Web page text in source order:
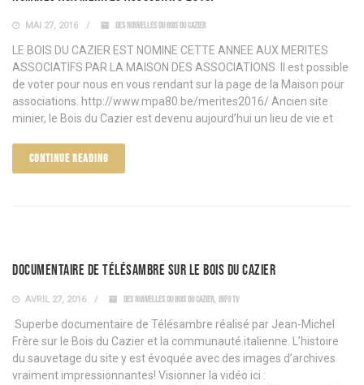
MAI 27, 2016 DES NOUVELLES DU BOIS DU CAZIER
LE BOIS DU CAZIER EST NOMINE CETTE ANNEE AUX MERITES
ASSOCIATIFS PAR LA MAISON DES ASSOCIATIONS Il est possible
de voter pour nous en vous rendant sur la page de la Maison pour
associations. http://www.mpa80.be/merites2016/ Ancien site
minier, le Bois du Cazier est devenu aujourd’hui un lieu de vie et
CONTINUE READING
Documentaire de TéléSambre sur le Bois du Cazier
AVRIL 27, 2016 DES NOUVELLES DU BOIS DU CAZIER, INFO TV
Superbe documentaire de Télésambre réalisé par Jean-Michel
Frère sur le Bois du Cazier et la communauté italienne. L’histoire
du sauvetage du site y est évoquée avec des images d’archives
vraiment impressionnantes! Visionner la vidéo ici :